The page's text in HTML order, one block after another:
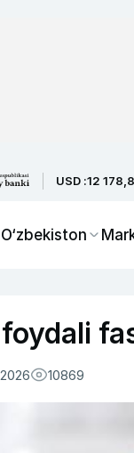
USD :12
O‘zbekiston
10869